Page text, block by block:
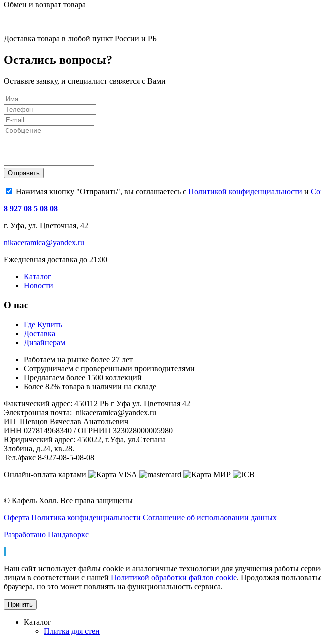
Обмен и возврат товара
Доставка товара в любой пункт России и РБ
Остались вопросы?
Оставьте заявку, и специалист свяжется с Вами
Отправить
Нажимая кнопку "Отправить", вы соглашаетесь с Политикой конфиденциальности и
8 927 08 5 08 08
г. Уфа, ул. Цветочная, 42
nikaceramica@yandex.ru
Ежедневная доставка до 21:00
Каталог
Новости
О нас
Где Купить
Доставка
Дизайнерам
Работаем на рынке более 27 лет
Сотрудничаем с проверенными производителями
Предлагаем более 1500 коллекций
Более 82% товара в наличии на складе
Фактический адрес: 450112 РБ г Уфа ул. Цветочная 42
Электронная почта: nikaceramica@yandex.ru
ИП Шевцов Вячеслав Анатольевич
ИНН 027814968340 / ОГРНИП 323028000005980
Юридический адрес: 450022, г.Уфа, ул.Степана
Злобина, д.24, кв.28.
Тел./факс 8-927-08-5-08-08
Онлайн-оплата картами
© Кафель Холл. Все права защищены
Оферта Политика конфиденциальности Соглашение об использовании данных
Разработано Пандаворкс
Наш сайт использует файлы cookie и аналогичные технологии для улучшения работы
лицам в соответствии с нашей Политикой обработки файлов cookie. Продолжая
браузера, но это может повлиять на функциональность сервиса.
Принять
Каталог
Плитка для стен